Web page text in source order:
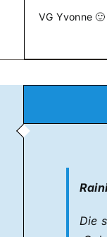
VG Yvonne 🙂
Die